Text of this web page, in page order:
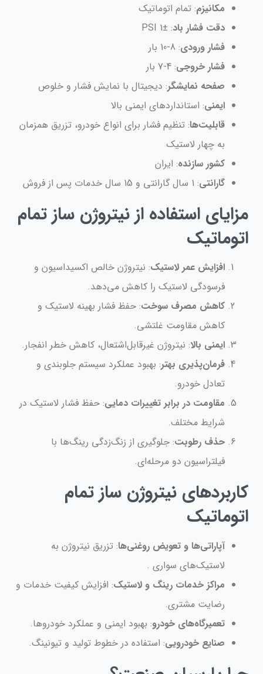
مکانیزم: تمام اتوماتیک
دقت فشار باد: ±1 PSI
فشار ورودی: 8-10 بار
فشار خروجی: 4-7 بار
صفحه نمایشگر: دیجیتال با نمایش فشار و خلوص
ایمنی: استانداردهای ایمنی بالا
قابلیت‌ها: تنظیم فشار برای انواع خودرو، تزریق همزمان
به چهار لاستیک
کشور سازنده: ایران
گارانتی: 1 سال گارانتی و 15 سال خدمات پس از فروش
مزایای استفاده از نیتروژن ساز تمام
اتوماتیک
افزایش عمر لاستیک: نیتروژن خالص اکسیداسیون و
فرسودگی لاستیک را کاهش می‌دهد.
کاهش مصرف سوخت: حفظ فشار بهینه لاستیک و
کاهش مقاومت غلتشی.
ایمنی بالا: نیتروژن غیرقابل‌اشتعال، کاهش خطر انفجار.
فرمان‌پذیری بهتر: بهبود عملکرد سیستم جلوبندی و
تعادل خودرو.
مقاومت در برابر تغییرات دمایی: حفظ فشار لاستیک در
شرایط مختلف.
حذف رطوبت: جلوگیری از زنگ‌زدگی رینگ‌ها با
فیلتراسیون دو مرحله‌ای.
کاربردهای نیتروژن ساز تمام
اتوماتیک
آپاراتی‌ها و تعویض روغنی‌ها: تزریق نیتروژن به
لاستیک‌های سواری .
مراکز خدمات رینگ و لاستیک: افزایش کیفیت خدمات و
رضایت مشتری.
تعمیرگاه‌های خودرو: بهبود ایمنی و عملکرد خودروها.
صنایع خودرویی: استفاده در خطوط تولید و تیونینگ.